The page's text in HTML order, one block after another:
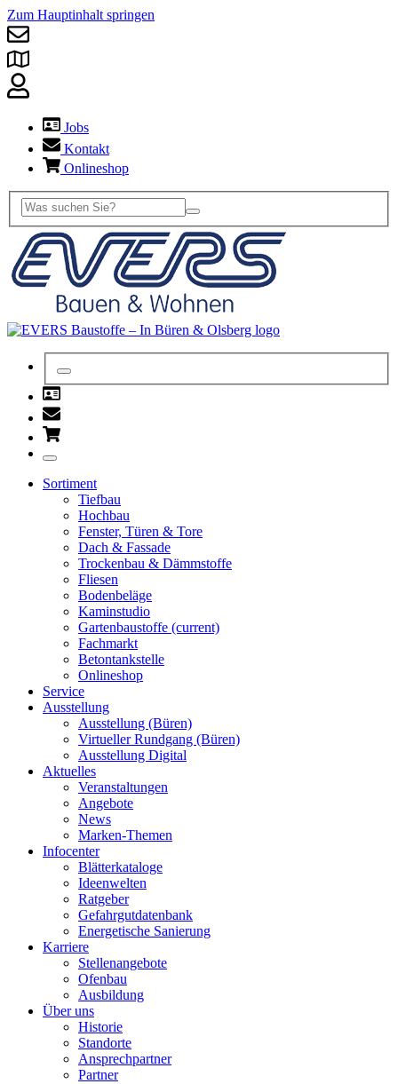
Zum Hauptinhalt springen
Jobs
Kontakt
Onlineshop
Sortiment
Tiefbau
Hochbau
Fenster, Türen & Tore
Dach & Fassade
Trockenbau & Dämmstoffe
Fliesen
Bodenbeläge
Kaminstudio
Gartenbaustoffe (current)
Fachmarkt
Betontankstelle
Onlineshop
Service
Ausstellung
Ausstellung (Büren)
Virtueller Rundgang (Büren)
Ausstellung Digital
Aktuelles
Veranstaltungen
Angebote
News
Marken-Themen
Infocenter
Blätterkataloge
Ideenwelten
Ratgeber
Gefahrgutdatenbank
Energetische Sanierung
Karriere
Stellenangebote
Ofenbau
Ausbildung
Über uns
Historie
Standorte
Ansprechpartner
Partner